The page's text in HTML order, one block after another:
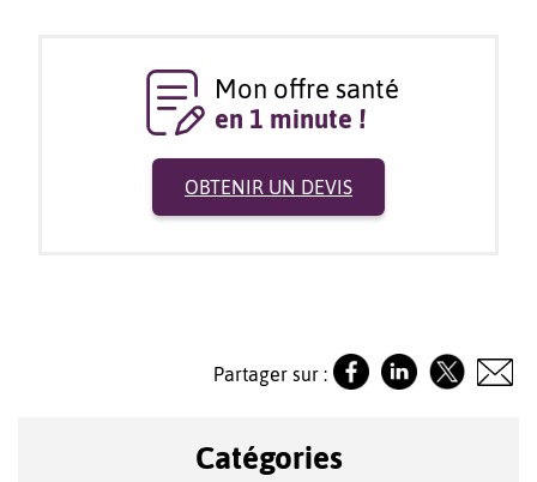
Mon offre santé
en 1 minute !
OBTENIR UN DEVIS
Partager sur :
Catégories